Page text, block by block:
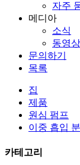
자주
메디아
소식
동영상
문의하기
목록
집
제품
원심 펌프
이중 흡입
카테고리